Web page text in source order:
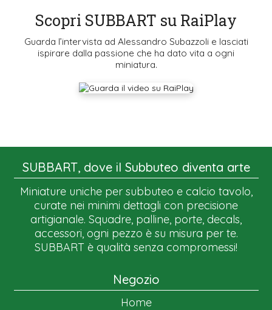
Scopri SUBBART su RaiPlay
Guarda l’intervista ad Alessandro Subazzoli e lasciati
ispirare dalla passione che ha dato vita a ogni
miniatura.
SUBBART, dove il Subbuteo diventa arte
Miniature uniche per subbuteo e calcio tavolo,
curate nei minimi dettagli con precisione
artigianale. Squadre, palline, porte, decals,
accessori, ogni pezzo è su misura per te.
SUBBART è qualità senza compromessi!
Negozio
Home